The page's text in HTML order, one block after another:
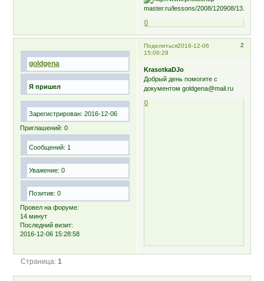
0
Поделиться 2
2016-12-06
15:06:29
goldgena
Я пришел
Зарегистрирован: 2016-12-06
Приглашений: 0
Сообщений: 1
Уважение: 0
Позитив: 0
Провел на форуме:
14 минут
Последний визит:
2016-12-06 15:28:58
KrasotkaDJo
Добрый день помогите с
документом goldgena@mail.ru
0
Страница: 1